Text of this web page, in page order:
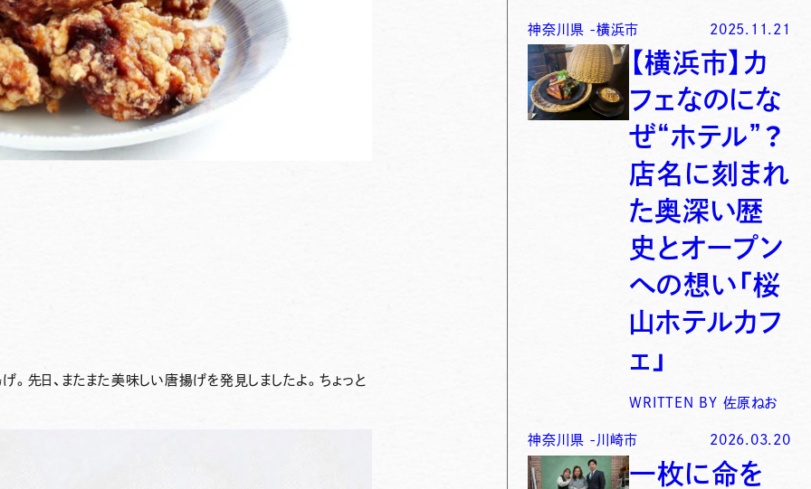
先日、またまた美味しい唐揚げを発見しましたよ。ちょっと
神奈川県 -横浜市 2025.11.21
【横浜市】カ
フェなのにな
ぜ“ホテル”？
店名に刻まれ
た奥深い歴
史とオープン
への想い「桜
山ホテルカフ
ェ」
WRITTEN BY 佐原ねお
神奈川県 - 川崎市 2026.03.20
一枚に命を